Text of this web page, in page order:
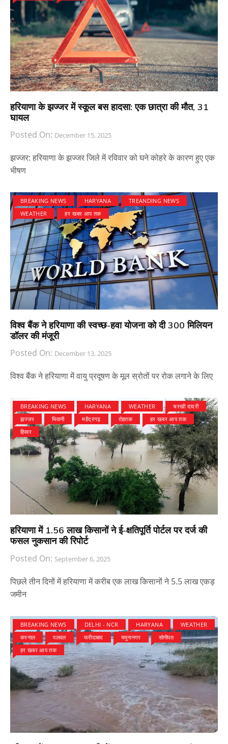
हरियाणा के झज्जर में स्कूल बस हादसा: एक छात्रा की मौत, 31
घायल
Posted On: December 15, 2025
झज्जर: हरियाणा के झज्जर जिले में रविवार को घने कोहरे के कारण हुए एक
भीषण
BREAKING NEWS HARYANA
TREANDING NEWS
WEATHER
हर खबर आप तक
विश्व बैंक ने हरियाणा की स्वच्छ-हवा योजना को दी 300 मिलियन
डॉलर की मंजूरी
Posted On: December 13, 2025
विश्व बैंक ने हरियाणा में वायु प्रदूषण के मूल स्रोतों पर रोक लगाने के लिए
BREAKING NEWS HARYANA WEATHER
चरखी दादरी
झज्जर
भिवानी महेंद्रगढ़ रोहतक
हर खबर आप तक
हिसार
हरियाणा में 1.56 लाख किसानों ने ई-क्षतिपूर्ति पोर्टल पर दर्ज की
फसल नुकसान की रिपोर्ट
Posted On: September 6, 2025
पिछले तीन दिनों में हरियाणा में करीब एक लाख किसानों ने 5.5 लाख एकड़
जमीन
BREAKING NEWS DELHI - NCR HARYANA
WEATHER
करनाल
पलवल फरीदाबाद यमुनानगर
सोनीपत
हर खबर आप तक